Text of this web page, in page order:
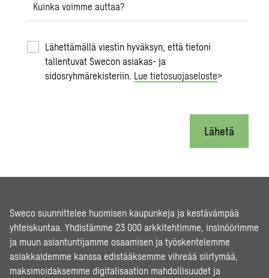
Kuinka voimme auttaa?
Lähettämällä viestin hyväksyn, että tietoni
tallentuvat Swecon asiakas- ja
sidosryhmärekisteriin. Lue tietosuojaseloste>
Lähetä
Sweco suunnittelee huomisen kaupunkeja ja kestävämpää
yhteiskuntaa. Yhdistämme 23 000 arkkitehtimme, insinöörimme
ja muun asiantuntijamme osaamisen ja työskentelemme
asiakkaidemme kanssa edistääksemme vihreää siirtymää,
maksimoidaksemme digitalisaation mahdollisuudet ja